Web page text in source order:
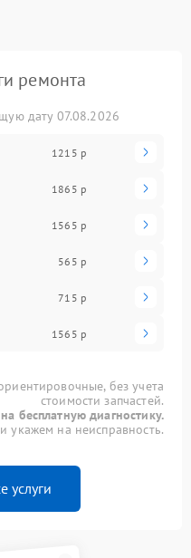
ремонта
дату 07.08.2026
1215 р
1865 р
1565 р
565 р
715 р
1565 р
без учета
стоимости запчастей.
бесплатную диагностику.
укажем на неисправность.
услуги